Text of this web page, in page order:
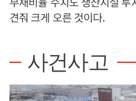
견줘 크게 오른 것이다.
사건사고